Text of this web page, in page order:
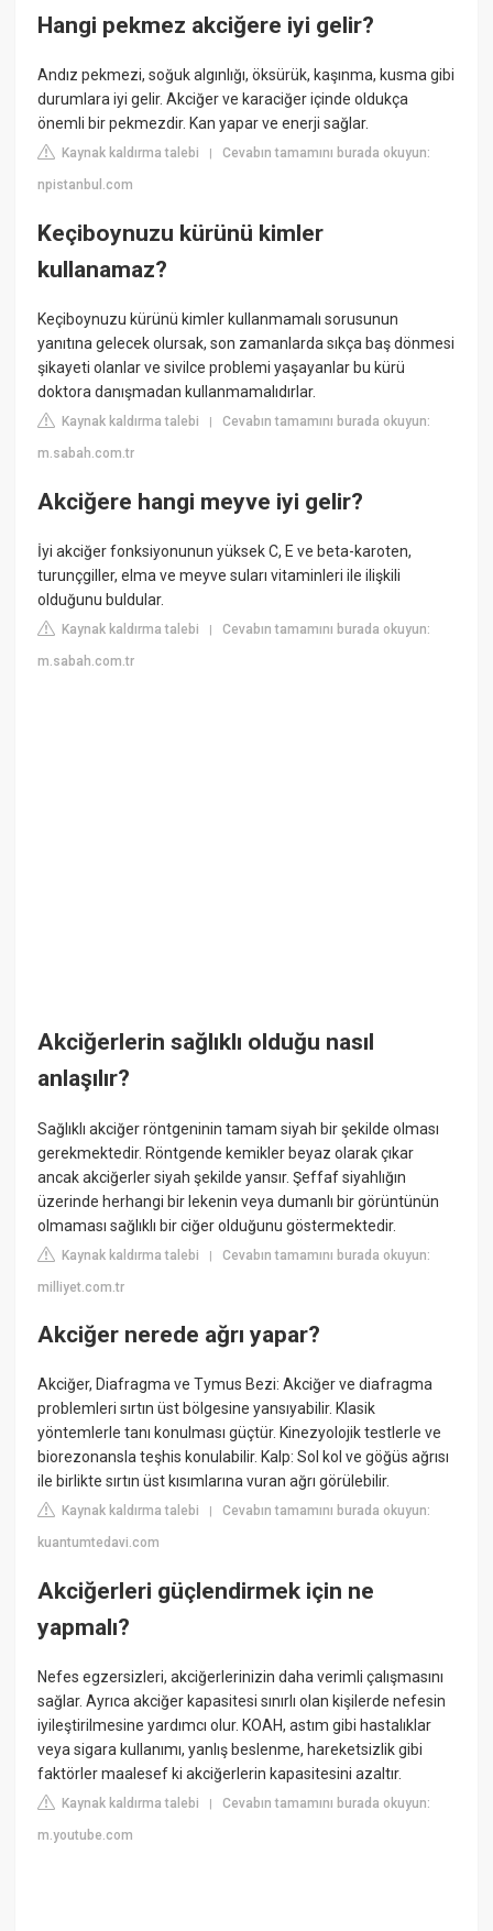
Hangi pekmez akciğere iyi gelir?
Andız pekmezi, soğuk algınlığı, öksürük, kaşınma, kusma gibi
durumlara iyi gelir. Akciğer ve karaciğer içinde oldukça
önemli bir pekmezdir. Kan yapar ve enerji sağlar.
Kaynak kaldırma talebi |Cevabın tamamını burada okuyun:
npistanbul.com
Keçiboynuzu kürünü kimler
kullanamaz?
Keçiboynuzu kürünü kimler kullanmamalı sorusunun
yanıtına gelecek olursak, son zamanlarda sıkça baş dönmesi
şikayeti olanlar ve sivilce problemi yaşayanlar bu kürü
doktora danışmadan kullanmamalıdırlar.
Kaynak kaldırma talebi |Cevabın tamamını burada okuyun:
m.sabah.com.tr
Akciğere hangi meyve iyi gelir?
İyi akciğer fonksiyonunun yüksek C, E ve beta-karoten,
turunçgiller, elma ve meyve suları vitaminleri ile ilişkili
olduğunu buldular.
Kaynak kaldırma talebi |Cevabın tamamını burada okuyun:
m.sabah.com.tr
Akciğerlerin sağlıklı olduğu nasıl
anlaşılır?
Sağlıklı akciğer röntgeninin tamam siyah bir şekilde olması
gerekmektedir. Röntgende kemikler beyaz olarak çıkar
ancak akciğerler siyah şekilde yansır. Şeffaf siyahlığın
üzerinde herhangi bir lekenin veya dumanlı bir görüntünün
olmaması sağlıklı bir ciğer olduğunu göstermektedir.
Kaynak kaldırma talebi |Cevabın tamamını burada okuyun:
milliyet.com.tr
Akciğer nerede ağrı yapar?
Akciğer, Diafragma ve Tymus Bezi: Akciğer ve diafragma
problemleri sırtın üst bölgesine yansıyabilir. Klasik
yöntemlerle tanı konulması güçtür. Kinezyolojik testlerle ve
biorezonansla teşhis konulabilir. Kalp: Sol kol ve göğüs ağrısı
ile birlikte sırtın üst kısımlarına vuran ağrı görülebilir.
Kaynak kaldırma talebi |Cevabın tamamını burada okuyun:
kuantumtedavi.com
Akciğerleri güçlendirmek için ne
yapmalı?
Nefes egzersizleri, akciğerlerinizin daha verimli çalışmasını
sağlar. Ayrıca akciğer kapasitesi sınırlı olan kişilerde nefesin
iyileştirilmesine yardımcı olur. KOAH, astım gibi hastalıklar
veya sigara kullanımı, yanlış beslenme, hareketsizlik gibi
faktörler maalesef ki akciğerlerin kapasitesini azaltır.
Kaynak kaldırma talebi |Cevabın tamamını burada okuyun:
m.youtube.com